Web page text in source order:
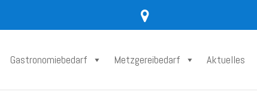
Gastronomiebedarf Metzgereibedarf Aktuelles